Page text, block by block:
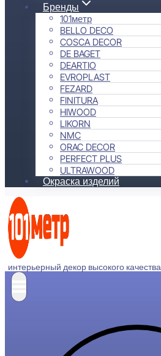
Бренды
101метр
BELLO DECO
COSCA DECOR
DE BAGET
DEARTIO
EVROPLAST
FEZARD
FINITURA
HIWOOD
LIKORN
NMC
ORAC DECOR
PERFECT PLUS
ULTRAWOOD
Окраска изделий
интерьерный декор высокого качества